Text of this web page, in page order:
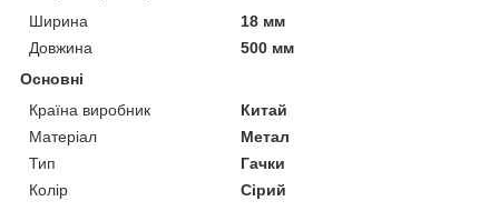
Ширина
18 мм
Довжина
500 мм
Основні
Країна виробник
Китай
Матеріал
Метал
Тип
Гачки
Колір
Сірий